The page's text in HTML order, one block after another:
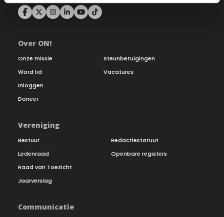
Over ON!
Onze missie
Word lid
Inloggen
Doneer
Steunbetuigingen
Vacatures
Vereniging
Bestuur
Ledenraad
Raad van Toezicht
Jaarverslag
Redactiestatuut
Openbare registers
Communicatie